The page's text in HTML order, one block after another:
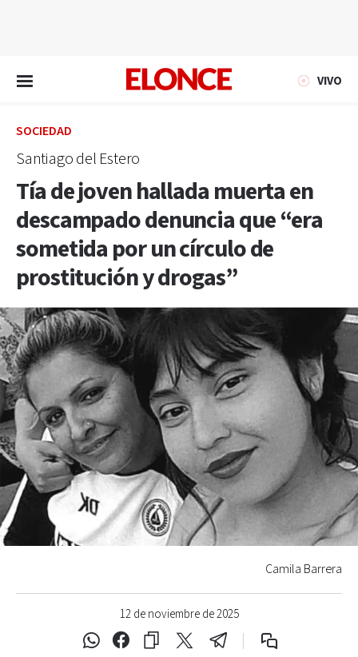
VIVO
SOCIEDAD
Santiago del Estero
Tía de joven hallada muerta en
descampado denuncia que “era
sometida por un círculo de
prostitución y drogas”
12 de noviembre de 2025
Camila Barrera